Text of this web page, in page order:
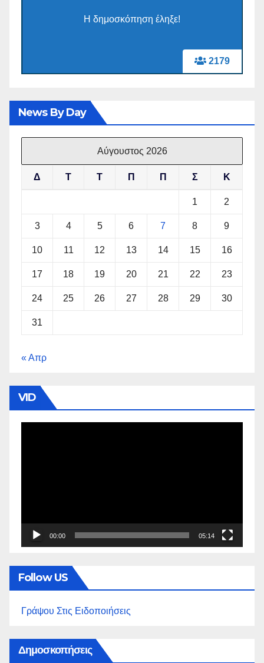
2179
Η δημοσκόπηση έληξε!
News By Day
Αύγουστος 2026
Δ Τ Τ Π Π Σ Κ
1 2
3 4 5 6 7 8 9
10 11 12 13 14 15 16
17 18 19 20 21 22 23
24 25 26 27 28 29 30
31
« Απρ
VID
00:00 05:14
Follow US
Γράψου Στις Ειδοποιήσεις
Δημοσκοπήσεις